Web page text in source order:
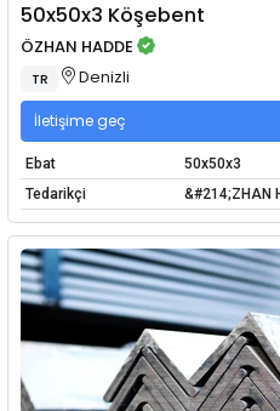
50x50x3 Köşebent
ÖZHAN HADDE
TR Denizli
İletişime geç
Ebat
50x50x3
Tedarikçi
&#214;ZHAN